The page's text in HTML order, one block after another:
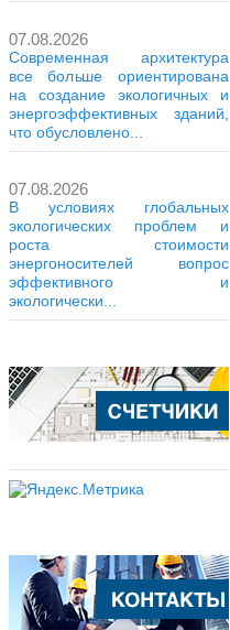
07.08.2026
Современная архитектура
все больше ориентирована
на создание экологичных и
энергоэффективных зданий,
что обусловлено...
07.08.2026
В условиях глобальных
экологических проблем и
роста стоимости
энергоносителей вопрос
эффективного и
экологически...